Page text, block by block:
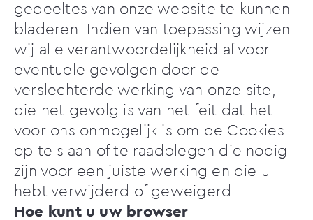
gedeeltes van onze website te kunnen
bladeren. Indien van toepassing wijzen
wij alle verantwoordelijkheid af voor
eventuele gevolgen door de
verslechterde werking van onze site,
die het gevolg is van het feit dat het
voor ons onmogelijk is om de Cookies
op te slaan of te raadplegen die nodig
zijn voor een juiste werking en die u
hebt verwijderd of geweigerd.
Hoe kunt u uw browser